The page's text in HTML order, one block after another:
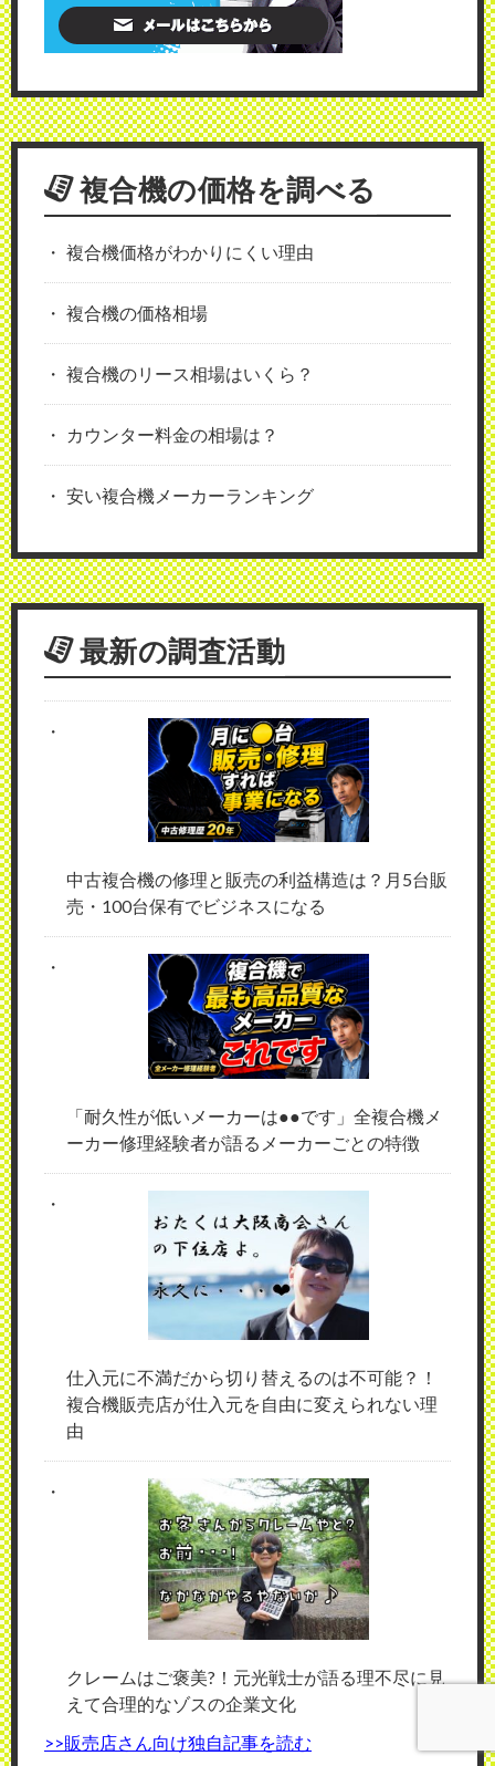
複合機の価格を調べる
複合機価格がわかりにくい理由
複合機の価格相場
複合機のリース相場はいくら？
カウンター料金の相場は？
安い複合機メーカーランキング
最新の調査活動
中古複合機の修理と販売の利益構造は？月5台販
売・100台保有でビジネスになる
「耐久性が低いメーカーは●●です」全複合機メ
ーカー修理経験者が語るメーカーごとの特徴
仕入元に不満だから切り替えるのは不可能？！
複合機販売店が仕入元を自由に変えられない理
由
クレームはご褒美?！元光戦士が語る理不尽に見
えて合理的なゾスの企業文化
>>販売店さん向け独自記事を読む